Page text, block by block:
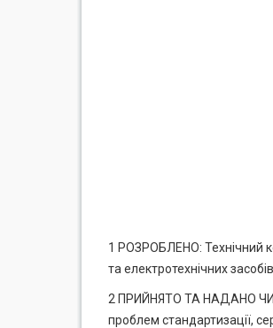
1 РОЗРОБЛЕНО: Технічний
та електротехнічних
2 ПРИЙНЯТО ТА НАДАНО
проблем стандартизації,